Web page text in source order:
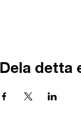
Dela detta